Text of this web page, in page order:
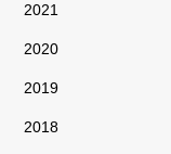
2021
2020
2019
2018